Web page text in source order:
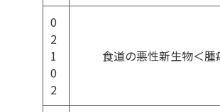
0
2
1
0
2
食道の悪性新生物＜腫